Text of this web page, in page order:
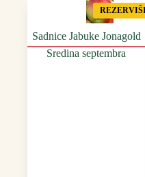
REZERVIŠI
Sadnice Jabuke Jonagold
Sredina septembra